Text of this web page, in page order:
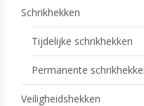
Schrikhekken
Tijdelijke schrikhekken
Permanente
Veiligheidshekken